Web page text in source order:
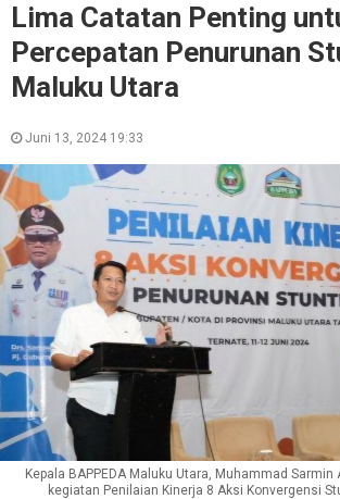
Lima Catatan Penting
Percepatan Penurunan
Maluku Utara
Juni 13, 2024 19:33
Kepala BAPPEDA Maluku Utara, Muhammad
kegiatan Penilaian Kinerja 8 Aksi Konvergensi